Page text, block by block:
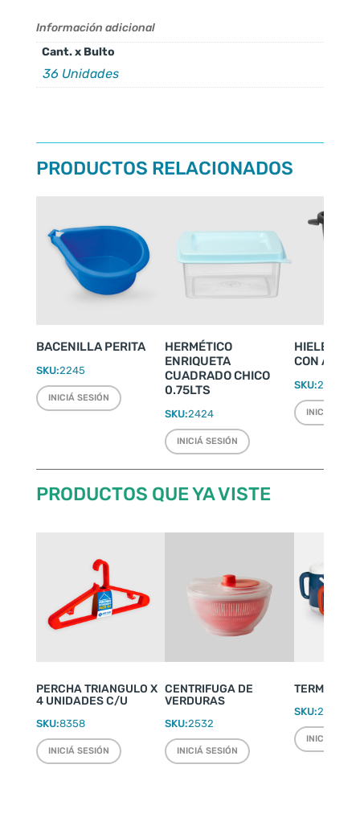
Información adicional
Cant. x Bulto
36 Unidades
PRODUCTOS RELACIONADOS
BACENILLA PERITA
SKU:2245
INICIÁ SESIÓN
HERMÉTICO
ENRIQUETA
CUADRADO CHICO
0.75LTS
SKU:2424
INICIÁ SESIÓN
HIELERA
CON ASAS
SKU:2291
INICIÁ
PRODUCTOS QUE YA VISTE
PERCHA TRIANGULO X
4 UNIDADES C/U
SKU:8358
INICIÁ SESIÓN
CENTRIFUGA DE
VERDURAS
SKU:2532
INICIÁ SESIÓN
TERMO
SKU:2220
INICIÁ